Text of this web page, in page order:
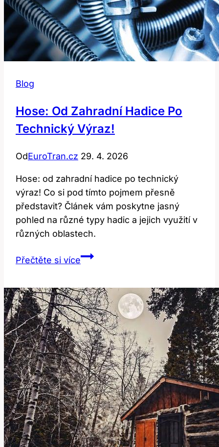
Blog
Hose: Od Zahradní Hadice Po
Technický Výraz!
OdEuroTran.cz 29. 4. 2026
Hose: od zahradní hadice po technický
výraz! Co si pod tímto pojmem přesně
představit? Článek vám poskytne jasný
pohled na různé typy hadic a jejich využití v
různých oblastech.
Přečtěte si víceHose:
hadice
po
technický
výraz!